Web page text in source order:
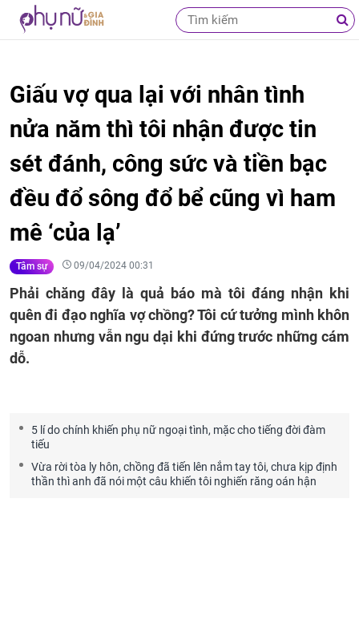
Giấu vợ qua lại với nhân tình
nửa năm thì tôi nhận được tin
sét đánh, công sức và tiền bạc
đều đổ sông đổ bể cũng vì ham
mê ‘của lạ’
Tâm sự 09/04/2024 00:31
Phải chăng đây là quả báo mà tôi đáng nhận khi
quên đi đạo nghĩa vợ chồng? Tôi cứ tưởng mình khôn
ngoan nhưng vẫn ngu dại khi đứng trước những cám
dỗ.
5 lí do chính khiến phụ nữ ngoại tình, mặc cho tiếng đời đàm
tiếu
Vừa rời tòa ly hôn, chồng đã tiến lên nắm tay tôi, chưa kịp định
thần thì anh đã nói một câu khiến tôi nghiến răng oán hận